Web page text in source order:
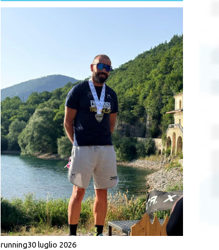
running30 luglio 2026